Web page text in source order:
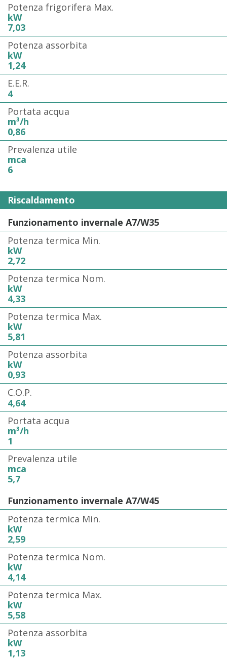
Potenza frigorifera Max.
kW
7,03
Potenza assorbita
kW
1,24
E.E.R.
4
Portata acqua
m³/h
0,86
Prevalenza utile
mca
6
Riscaldamento
Funzionamento invernale A7/W35
Potenza termica Min.
kW
2,72
Potenza termica Nom.
kW
4,33
Potenza termica Max.
kW
5,81
Potenza assorbita
kW
0,93
C.O.P.
4,64
Portata acqua
m³/h
1
Prevalenza utile
mca
5,7
Funzionamento invernale A7/W45
Potenza termica Min.
kW
2,59
Potenza termica Nom.
kW
4,14
Potenza termica Max.
kW
5,58
Potenza assorbita
kW
1,13